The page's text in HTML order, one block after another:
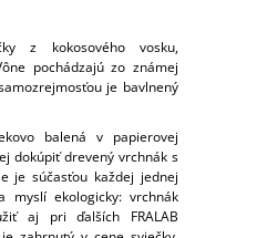
z kokosového vosku,
pochádzajú zo známej
je bavlnený
balená v papierovej
dokúpiť drevený vrchnák s
je súčasťou každej jednej
myslí ekologicky: vrchnák
aj pri ďalších FRALAB